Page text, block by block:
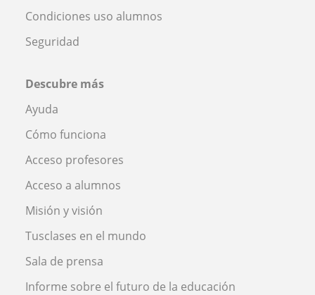
Condiciones uso alumnos
Seguridad
Descubre más
Ayuda
Cómo funciona
Acceso profesores
Acceso a alumnos
Misión y visión
Tusclases en el mundo
Sala de prensa
Informe sobre el futuro de la educación